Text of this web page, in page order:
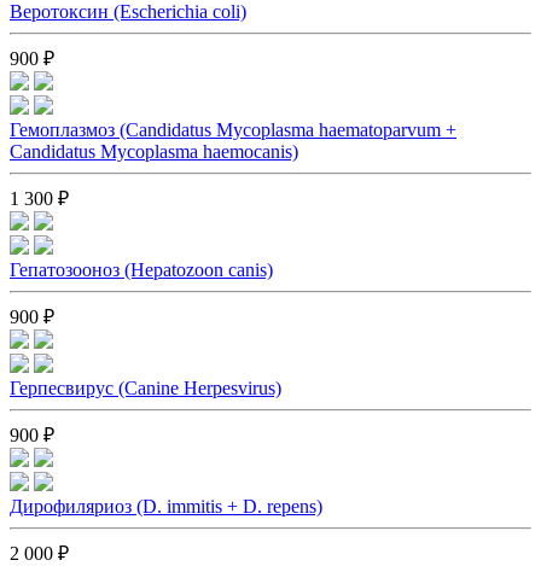
Веротоксин (Escherichia coli)
900 ₽
Гемоплазмоз (Candidatus Mycoplasma haematoparvum +
Candidatus Mycoplasma haemocanis)
1 300 ₽
Гепатозооноз (Hepatozoon canis)
900 ₽
Герпесвирус (Сanine Herpesvirus)
900 ₽
Дирофиляриоз (D. immitis + D. repens)
2 000 ₽